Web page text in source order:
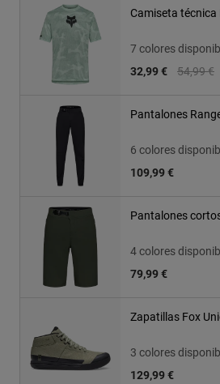
Camiseta técnica
7 colores
Price
54,99 €to
32,99 €
Pantalones
6 colores
109,99 €
Pantalones
4 colores
79,99 €
Zapatillas Fox
3 colores
129,99 €